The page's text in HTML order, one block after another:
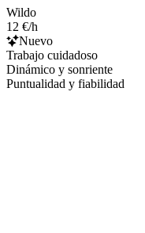
Wildo
12 €/h
Nuevo
Trabajo cuidadoso
Dinámico y sonriente
Puntualidad y fiabilidad